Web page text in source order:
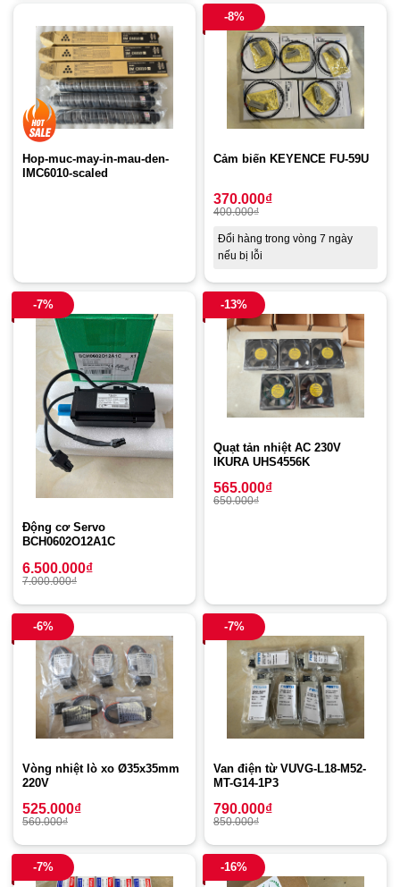
Hop-muc-may-in-mau-den-
IMC6010-scaled
-8%
Cảm biến KEYENCE FU-59U
370.000₫
400.000₫
Đổi hàng trong vòng 7 ngày
nếu bị lỗi
-7%
Động cơ Servo
BCH0602O12A1C
6.500.000₫
7.000.000₫
-13%
Quạt tản nhiệt AC 230V
IKURA UHS4556K
565.000₫
650.000₫
-6%
Vòng nhiệt lò xo Ø35x35mm
220V
525.000₫
560.000₫
-7%
Van điện từ VUVG-L18-M52-
MT-G14-1P3
790.000₫
850.000₫
-7% -16%